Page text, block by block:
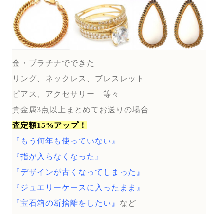
金・プラチナでできた
リング、ネックレス、ブレスレット
ピアス、アクセサリー 等々
貴金属3点以上まとめてお送りの場合
査定額15%アップ！
『もう何年も使っていない』
『指が入らなくなった』
『デザインが古くなってしまった』
『ジュエリーケースに入ったまま』
『宝石箱の断捨離をしたい』 など